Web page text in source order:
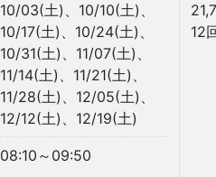
10/03(土)、10/10(土)、
10/17(土)、10/24(土)、
10/31(土)、11/07(土)、
11/14(土)、11/21(土)、
11/28(土)、12/05(土)、
12/12(土)、12/19(土)
08:10～09:50
12